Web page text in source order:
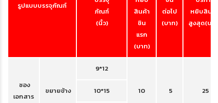
รูปแบบบรรจุภัณฑ์
ภัณฑ์
(นิ้ว)
สินค้า
ชิน
แรก
(บาท)
ต่อไป
(บาท)
หยิบสินค้
สูงสุด(บา
ซอง
เอกสาร
ขยายข้าง
9*12
10 5 25
10*15